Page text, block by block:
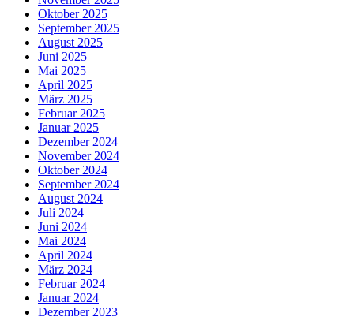
Oktober 2025
September 2025
August 2025
Juni 2025
Mai 2025
April 2025
März 2025
Februar 2025
Januar 2025
Dezember 2024
November 2024
Oktober 2024
September 2024
August 2024
Juli 2024
Juni 2024
Mai 2024
April 2024
März 2024
Februar 2024
Januar 2024
Dezember 2023